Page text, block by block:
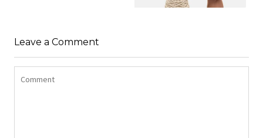
CEKINAMI CZARNY
Leave a Comment